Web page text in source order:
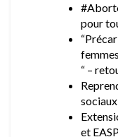
pour
“ –
et